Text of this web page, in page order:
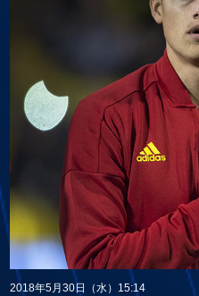
2018年5月30日（水）15:14